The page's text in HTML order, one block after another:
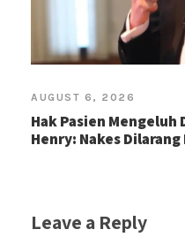
AUGUST 6, 2026
Hak Pasien
Henry: Nakes
Leave a Reply